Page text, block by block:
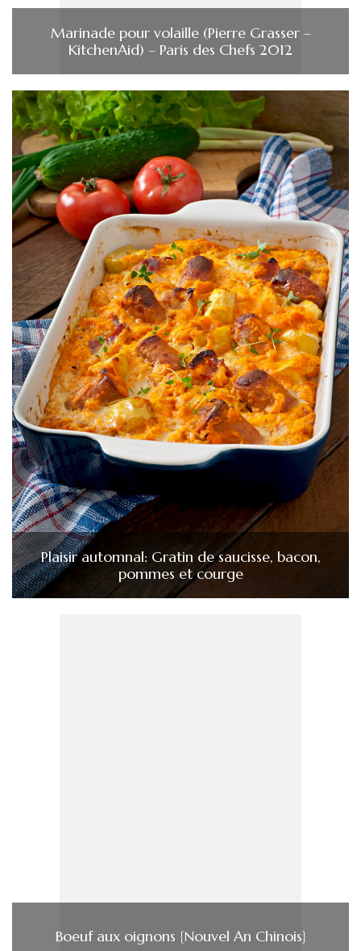
Marinade pour volaille (Pierre Grasser –
KitchenAid) – Paris des Chefs 2012
Plaisir automnal: Gratin de saucisse, bacon,
pommes et courge
Boeuf aux oignons {Nouvel An Chinois}